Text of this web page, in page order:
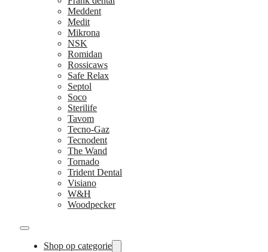
Meddent
Medit
Mikrona
NSK
Romidan
Rossicaws
Safe Relax
Septol
Soco
Sterilife
Tavom
Tecno-Gaz
Tecnodent
The Wand
Tornado
Trident Dental
Visiano
W&H
Woodpecker
Shop op categorie